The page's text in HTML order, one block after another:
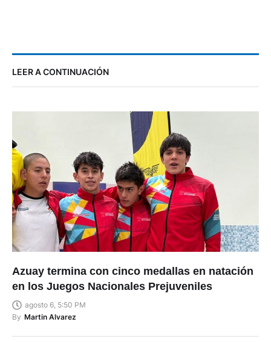
LEER A CONTINUACIÓN
Azuay termina con cinco medallas en natación
en los Juegos Nacionales Prejuveniles
agosto 6, 5:50 PM
By Martin Alvarez